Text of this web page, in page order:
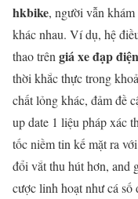
hkbike, người vẫn
khác nhau. Ví dụ, hệ
thao trên giá xe đạp
thời khắc thực trong
chất lỏng khác, đảm đề
up date 1 liệu pháp xác
tốc niềm tin kế mặt ra
đổi vắt thu hút hơn, and
cược linh hoạt như cá